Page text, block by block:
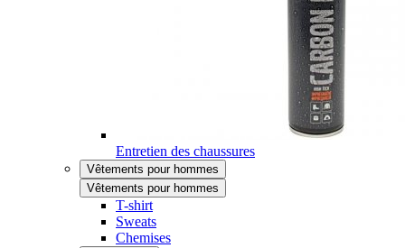
Entretien des chaussures
Vêtements pour hommes
Vêtements pour hommes
T-shirt
Sweats
Chemises